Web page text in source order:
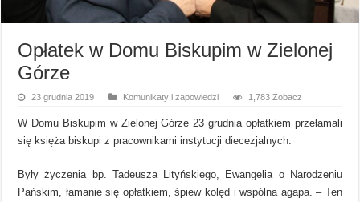
Opłatek w Domu Biskupim w Zielonej
Górze
23 grudnia 2019 Komunikaty i zapowiedzi 1,783 Zobacz
W Domu Biskupim w Zielonej Górze 23 grudnia opłatkiem przełamali
się księża biskupi z pracownikami instytucji diecezjalnych.
Były życzenia bp. Tadeusza Lityńskiego, Ewangelia o Narodzeniu
Pańskim, łamanie się opłatkiem, śpiew kolęd i wspólna agapa. – Ten